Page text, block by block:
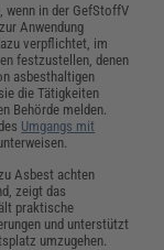
wenn in der GefStoffV
Anwendung
verpflichtet, im
festzustellen, denen
asbesthaltigen
die Tätigkeiten
Behörde melden.
Umgangs mit
Asbest achten
zeigt das
praktische
und unterstützt
umzugehen.